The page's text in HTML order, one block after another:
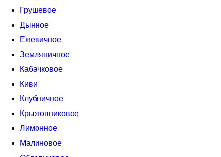
Грушевое
Дынное
Ежевичное
Земляничное
Кабачковое
Киви
Клубничное
Крыжовниковое
Лимонное
Малиновое